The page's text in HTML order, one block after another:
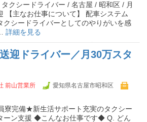
クシードライバー / 名古屋 / 昭和区 / 月
【主なお仕事について】 配車システム
クシードライバーとしてのやりがいを感
詳細を見る
迎ドライバー／月30万スタ
前山営業所
愛知県名古屋市昭和区
寮完備★新生活サポート充実のタクシー
ーン支援 ◆こんなお仕事です◆ Q. どん